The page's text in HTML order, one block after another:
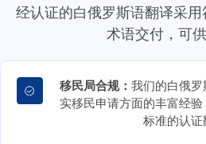
经认证的白俄罗斯语翻译采
术语交付，可供
移民局合规：我们的白俄
实移民申请方面的丰富经
标准的认证